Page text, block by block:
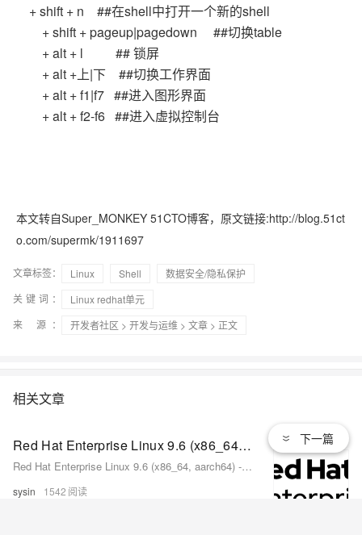
+ shift + n ##在shell中打开一个新的shell
+ shift + pageup|pagedown ##切换table
+ alt + l ## 锁屏
+ alt +上|下 ##切换工作界面
+ alt + f1|f7 ##进入图形界面
+ alt + f2-f6 ##进入虚拟控制台
本文转自Super_MONKEY 51CTO博客，原文链接:http://blog.51ct
o.com/supermk/1911697
文章标签： Linux Shell
数据安全/隐私保护
关键词：
Linux redhat单元
来 源：
开发者社区 > 开发与运维 > 文章 > 正文
相关文章
Red Hat Enterprise Linux 9.6 (x86_64, aarch64) - 红帽企业 Linux (RHEL)
Red Hat Enterprise Linux 9.6 (x86_64, aarch64) - 红帽企业 Linux (RHEL)
sysin 1542
下一篇